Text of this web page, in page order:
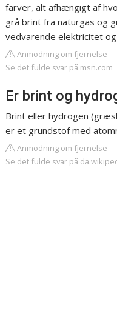
farver, alt afhængigt af
grå brint fra naturgas og
vedvarende elektricitet
Anmodning om fjernelse
Se det fulde svar på msn.com
Er brint og
Brint eller hydrogen
er et grundstof med
Anmodning om fjernelse
Se det fulde svar på